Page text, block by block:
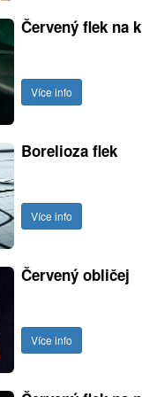
Červený flek na
Více info
Borelioza flek
Více info
Červený obličej
Více info